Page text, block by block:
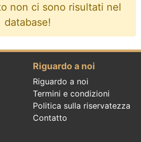
non ci sono risultati nel
database!
Riguardo a noi
Riguardo a noi
Termini e condizioni
Politica sulla riservatezza
Contatto